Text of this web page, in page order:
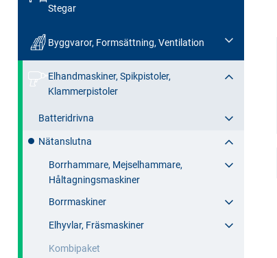
Stegar
Byggvaror, Formsättning, Ventilation
Elhandmaskiner, Spikpistoler,
Klammerpistoler
Batteridrivna
Nätanslutna
Borrhammare, Mejselhammare,
Håltagningsmaskiner
Borrmaskiner
Elhyvlar, Fräsmaskiner
Kombipaket